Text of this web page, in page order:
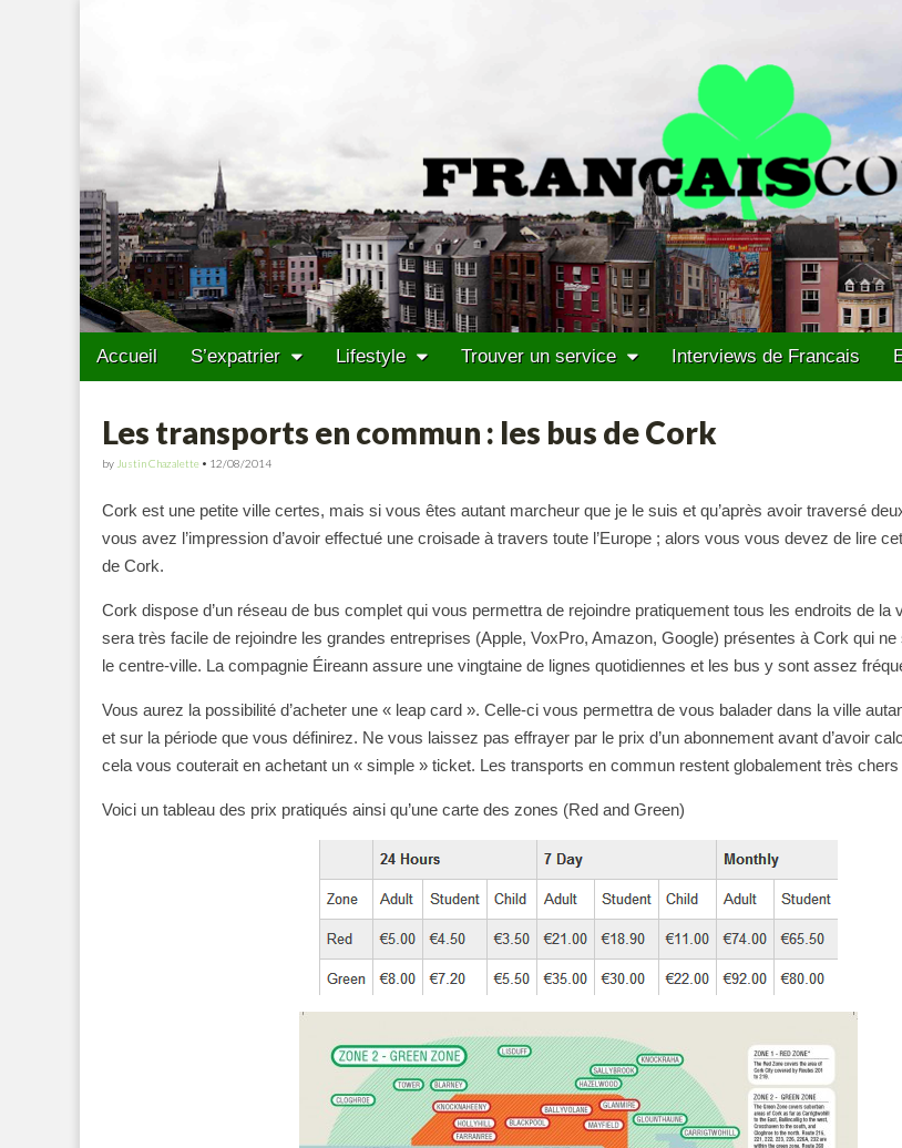
Main menu
Skip to content
Accueil S’expatrier Lifestyle Trouver un service Interviews de Francais
Les transports en commun : les bus de Cork
by Justin Chazalette • 12/08/2014
Cork est une petite ville certes, mais si vous êtes autant marcheur que je le suis et qu’après avoir traversé
vous avez l’impression d’avoir effectué une croisade à travers toute l’Europe ; alors vous vous devez de lire
de Cork.
Cork dispose d’un réseau de bus complet qui vous permettra de rejoindre pratiquement tous les endroits de la
sera très facile de rejoindre les grandes entreprises (Apple, VoxPro, Amazon, Google) présentes à Cork qui
le centre-ville. La compagnie Éireann assure une vingtaine de lignes quotidiennes et les bus y sont assez
Vous aurez la possibilité d’acheter une « leap card ». Celle-ci vous permettra de vous balader dans la ville
et sur la période que vous définirez. Ne vous laissez pas effrayer par le prix d’un abonnement avant d’avoir
cela vous couterait en achetant un « simple » ticket. Les transports en commun restent globalement très chers
Voici un tableau des prix pratiqués ainsi qu’une carte des zones (Red and Green)